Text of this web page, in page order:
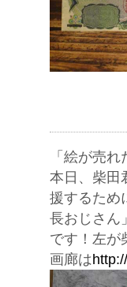
「絵が売れ
本日、柴田
援するため
長おじさん
です！左が
画廊は